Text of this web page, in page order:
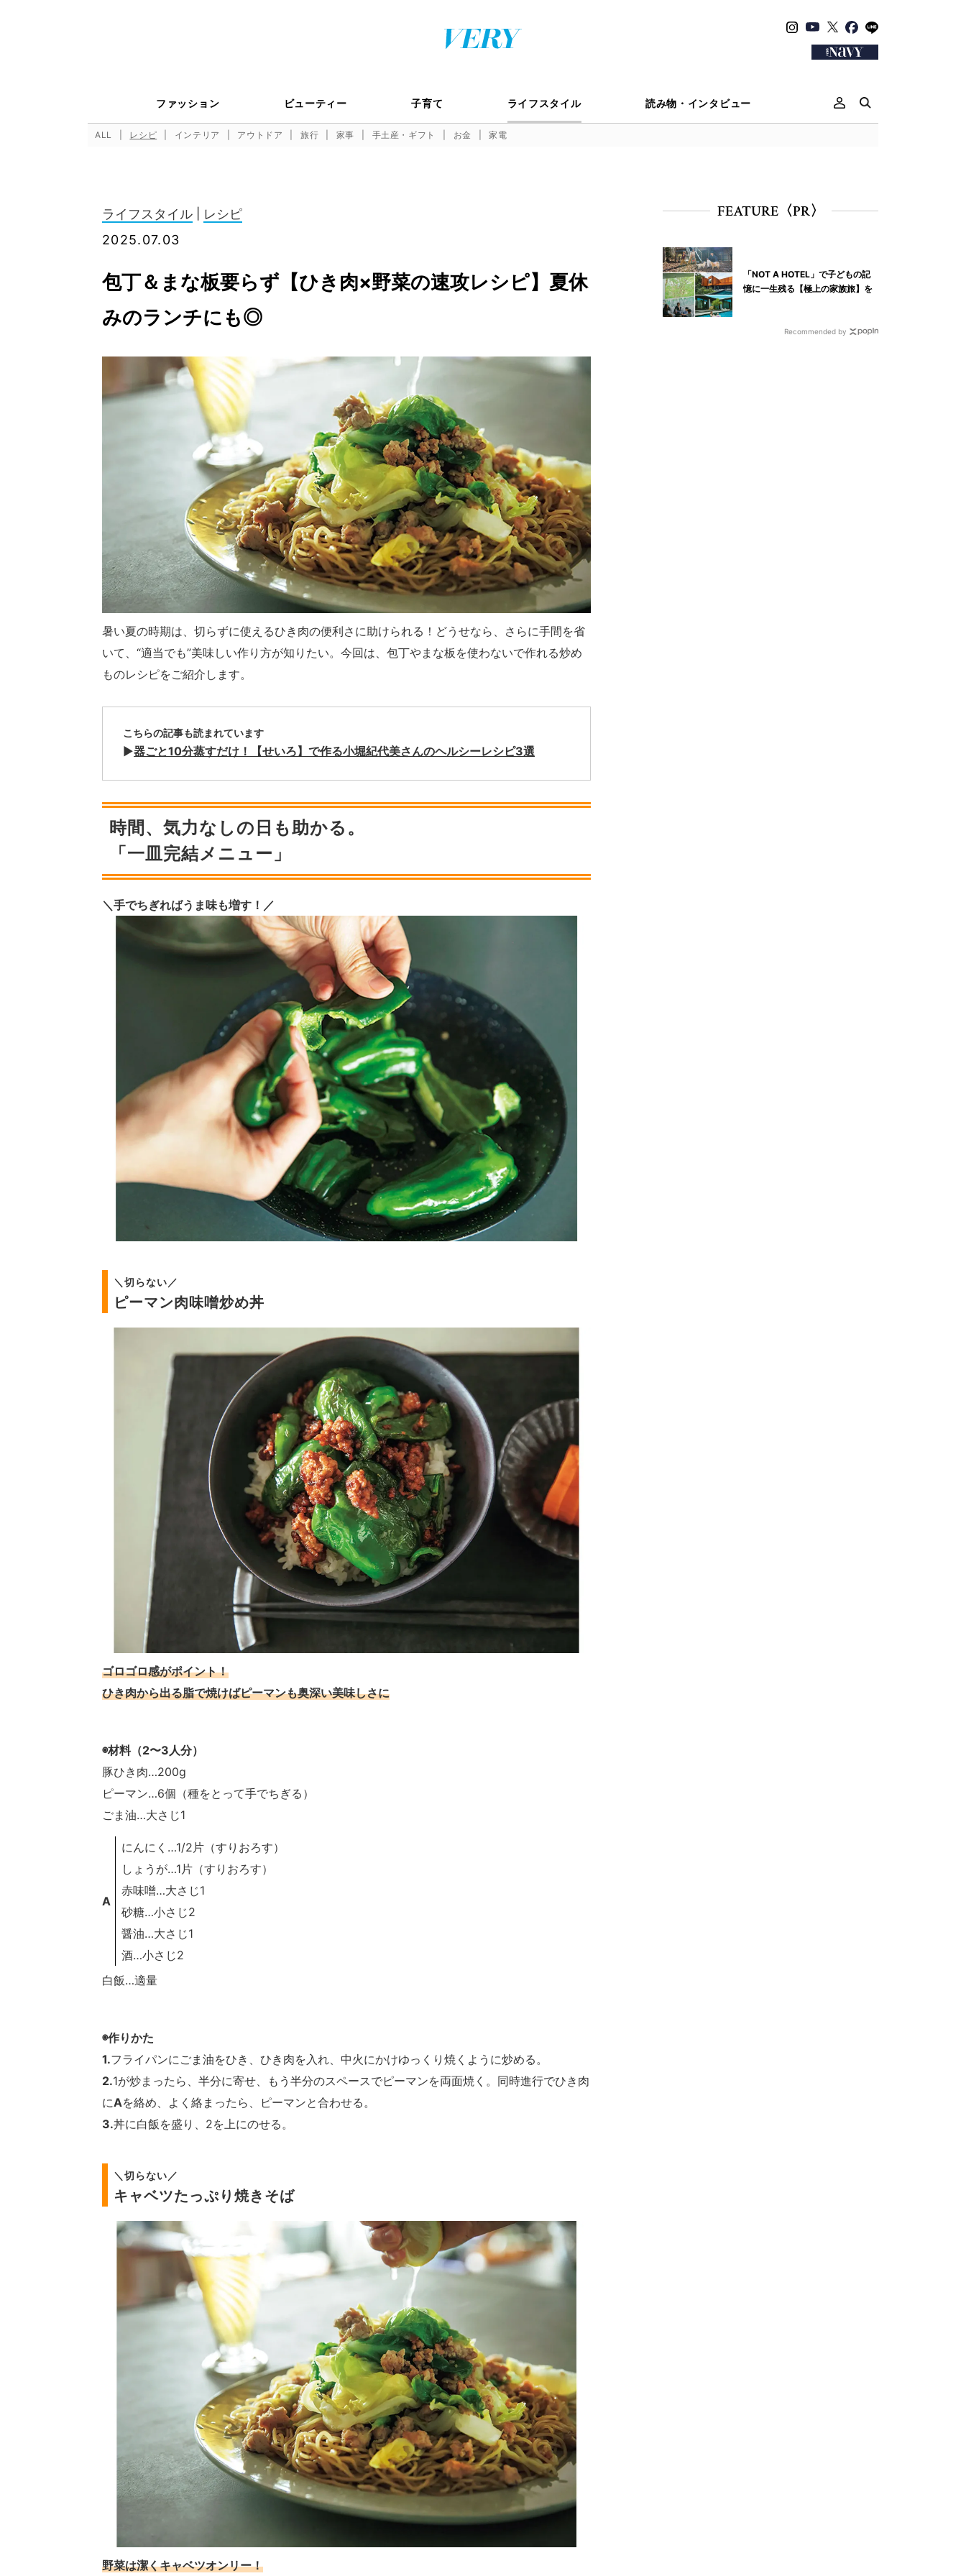
ファッション ビューティー 子育て ライフスタイル 読み物・インタビュー
ALL レシピ インテリア アウトドア 旅行 家事 手土産・ギフト お金 家電
ライフスタイル
レシピ
2025.07.03
包丁＆まな板要らず【ひき肉×野菜の速攻レシピ】夏休
みのランチにも◎
暑い夏の時期は、切らずに使えるひき肉の便利さに助けられる！どうせなら、さらに手間を省
いて、“適当でも”美味しい作り方が知りたい。今回は、包丁やまな板を使わないで作れる炒め
ものレシピをご紹介します。
こちらの記事も読まれています
▶︎器ごと10分蒸すだけ！【せいろ】で作る小堀紀代美さんのヘルシーレシピ3選
時間、気力なしの日も助かる。
「一皿完結メニュー」
＼手でちぎればうま味も増す！／
＼切らない／
ピーマン肉味噌炒め丼
ゴロゴロ感がポイント！
ひき肉から出る脂で焼けばピーマンも奥深い美味しさに
◉材料（2〜3人分）
豚ひき肉…200g
ピーマン…6個（種をとって手でちぎる）
ごま油…大さじ1
A
にんにく…1/2片（すりおろす）
しょうが…1片（すりおろす）
赤味噌…大さじ1
砂糖…小さじ2
醤油…大さじ1
酒…小さじ2
白飯…適量
◉作りかた
1.フライパンにごま油をひき、ひき肉を入れ、中火にかけゆっくり焼くように炒める。
2.1が炒まったら、半分に寄せ、もう半分のスペースでピーマンを両面焼く。同時進行でひき肉
にAを絡め、よく絡まったら、ピーマンと合わせる。
3.丼に白飯を盛り、2を上にのせる。
＼切らない／
キャベツたっぷり焼きそば
野菜は潔くキャベツオンリー！
FEATURE〈PR〉
「NOT A HOTEL」で子どもの記
憶に一生残る【極上の家族旅】を
Recommended by